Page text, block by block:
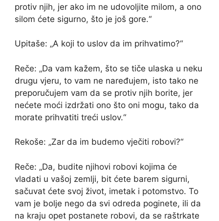
protiv njih, jer ako im ne udovoljite milom, a ono
silom ćete sigurno, što je još gore.“
Upitaše: „A koji to uslov da im prihvatimo?“
Reče: „Da vam kažem, što se tiče ulaska u neku
drugu vjeru, to vam ne naređujem, isto tako ne
preporučujem vam da se protiv njih borite, jer
nećete moći izdržati ono što oni mogu, tako da
morate prihvatiti treći uslov.“
Rekoše: „Zar da im budemo vječiti robovi?“
Reče: „Da, budite njihovi robovi kojima će
vladati u vašoj zemlji, bit ćete barem sigurni,
sačuvat ćete svoj život, imetak i potomstvo. To
vam je bolje nego da svi odreda poginete, ili da
na kraju opet postanete robovi, da se raštrkate